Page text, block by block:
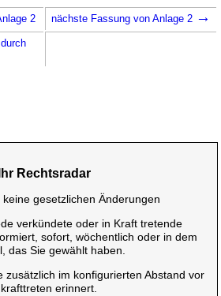
2 nächste Fassung von Anlage 2 →
Ihr Rechtsradar
keine gesetzlichen Änderungen
verkündete oder in Kraft tretende
sofort, wöchentlich oder in dem
das Sie gewählt haben.
zusätzlich im konfigurierten Abstand vor
erinnert.